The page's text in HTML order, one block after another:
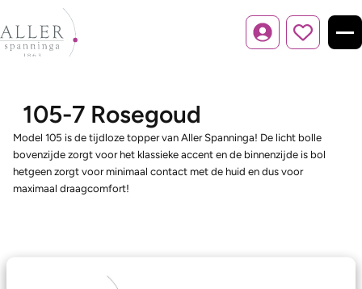
Inloggen
105-7 Rosegoud
Model 105 is de tijdloze topper van Aller Spanninga! De licht bolle
bovenzijde zorgt voor het klassieke accent en de binnenzijde is bol
hetgeen zorgt voor minimaal contact met de huid en dus voor
maximaal draagcomfort!